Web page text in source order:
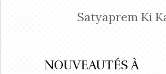
Satyaprem Ki
NOUVEAUTÉS À